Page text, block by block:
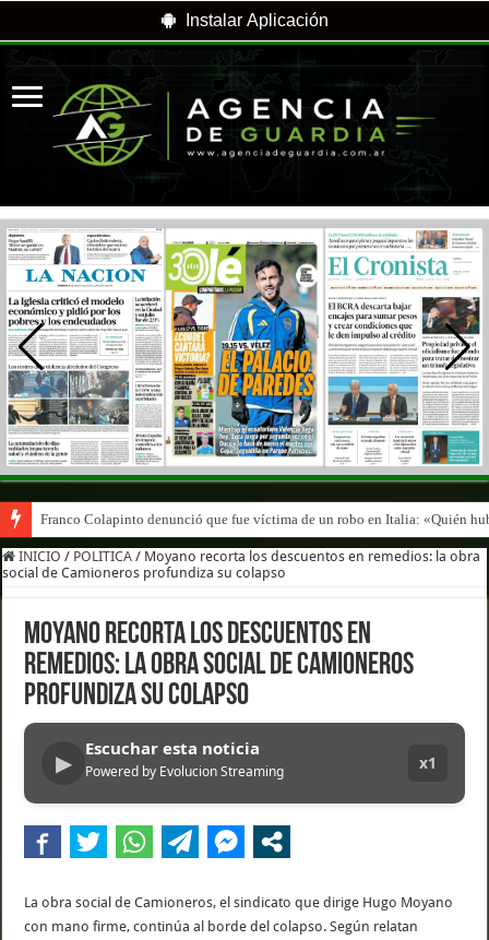
Instalar Aplicación
Franco Colapinto denunció que fue víctima de un robo en Italia: «Quién
INICIO / POLITICA / Moyano recorta los descuentos en remedios: la obra
social de Camioneros profundiza su colapso
Moyano recorta los descuentos en
remedios: la obra social de Camioneros
profundiza su colapso
▶
Escuchar esta noticia
Powered by Evolucion Streaming x1
La obra social de Camioneros, el sindicato que dirige Hugo Moyano
con mano firme, continúa al borde del colapso. Según relatan